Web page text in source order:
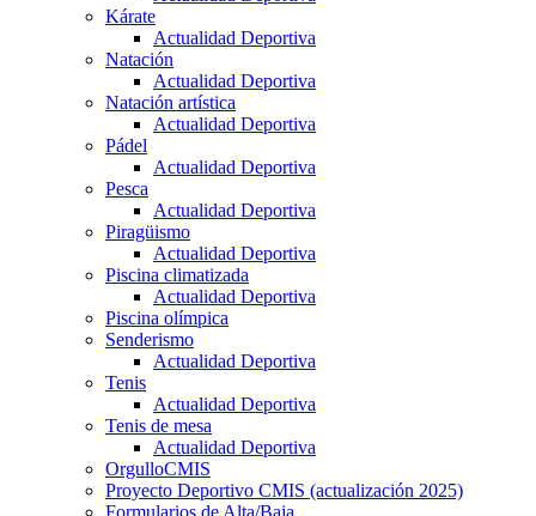
Kárate
Actualidad Deportiva
Natación
Actualidad Deportiva
Natación artística
Actualidad Deportiva
Pádel
Actualidad Deportiva
Pesca
Actualidad Deportiva
Piragüismo
Actualidad Deportiva
Piscina climatizada
Actualidad Deportiva
Piscina olímpica
Senderismo
Actualidad Deportiva
Tenis
Actualidad Deportiva
Tenis de mesa
Actualidad Deportiva
OrgulloCMIS
Proyecto Deportivo CMIS (actualización 2025)